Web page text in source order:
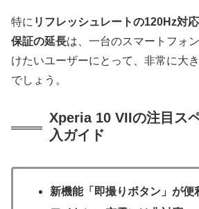
特に リフレッシュレートの120Hz対応
保証の延長は、一台のスマートフォ
けたいユーザーにとって、非常に大
でしょう。
Xperia 10 VIIの注目ス
入ガイド
新機能「即撮りボタン」が便